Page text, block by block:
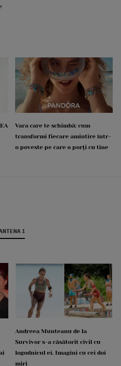
Vara care te schimbă: cum
transformi fiecare amintire într-
o poveste pe care o porți cu tine
1
Andreea Munteanu de la
Survivor s-a căsătorit civil cu
logodnicul ei. Imagini cu cei doi
miri